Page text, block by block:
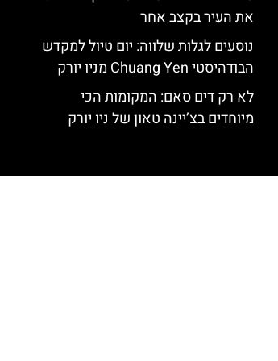
את העיר בקצב אחר
נוסעים לגלות שלווה: יום טיול למקדש
הבודהיסטי Chuang Yen מניו יורק
לא רק דים סאם: המקומות הכי
מיוחדים בצ’יינה טאון של ניו יורק